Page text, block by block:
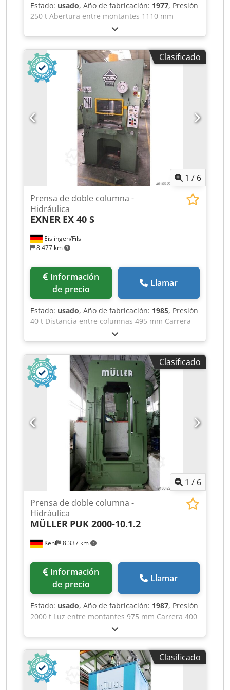
Estado: usado, Año de fabricación: 1977, Presión
250 t Abertura entre montantes 1110 mm
Carrera 250 mm Distancia mesa/émbolo,
máxima carrera arriba, ajuste arriba 500 mm
Superficie de la mesa 1100 x 900 mm Altura de
la mesa sobre el suelo 950 mm Paso lateral del
bastidor 690 mm Dsdpfx Afozrptho Djkr
Superficie del émbolo 1100 x 900 mm Capacidad
de aceite 730 l Potencia motriz 56,0 kW
Dimensiones (AnxFxAl) 2,3 x 1,55 x 3,96 m Con
accionamiento oleohidráulico, control
dependiente de presión/tiempo y recorrido,
amortiguación de golpe de corte, tope de
profundidad No se requiere foso de cimentación
Clasificado
1 / 6
Eislingen/Fils
8.477 km
Prensa de doble columna -
Hidráulica
EXNER EX 40 S
de precio
Llamar
Estado: usado, Año de fabricación: 1985, Presión
40 t Distancia entre columnas 495 mm Carrera
150 mm Dkodpfx Aozrptbof Dor Distancia
mesa/pistón, carrera grande arriba, ajuste
arriba 300 mm Superficie de mesa 490 x 400 mm
Apertura pasante en la mesa 50 mm Altura de
mesa sobre el suelo 950 mm Paso lateral entre
columnas 155 mm Superficie del pistón 150 mm
Velocidad bajando 480 mm/s Velocidad subiendo
480 mm/s Velocidad de trabajo 20 mm/s
Capacidad de aceite 115 l Potencia de
accionamiento 7,5 kW Peso 2,2 t Espacio
requerido (AnxPrxAl) 1,35 x 1,1 x 2,2 m Con
accionamiento oleohidráulico, limitación
superior e inferior de carrera, tope mecánico de
profundidad, control a dos manos y pedal.
Clasificado
1 / 6
Kehl 8.337 km
Prensa de doble columna -
Hidráulica
MÜLLER PUK 2000-10.1.2
de precio
Llamar
Estado: usado, Año de fabricación: 1987, Presión
2000 t Luz entre montantes 975 mm Carrera 400
mm Distancia mesa/punzón, carrera máxima
superior, ajuste superior 1000 mm Superficie de
mesa 1015 x 1050 mm Altura de mesa sobre el
nivel del suelo 800 mm Extractor en la mesa 6,3 t
Carrera del extractor en la mesa 100 mm
Extractor en el punzón 65 t Carrera del extractor
Clasificado